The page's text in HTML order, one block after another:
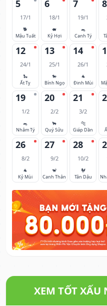
5
17/1
🐕
Mậu Tuất
6
18/1
🐖
Kỷ Hợi
7
19/1
🐀
Canh Tý
8
12
24/1
🐍
Ất Tỵ
13
25/1
🐎
Bính Ngọ
14
26/1
🐐
Đinh Mùi
19
1/2
🐀
Nhâm Tý
20
2/2
🐂
Quý Sửu
21
3/2
🐅
Giáp Dần
26
8/2
🐐
Kỷ Mùi
27
9/2
🐒
Canh Thân
28
10/2
🐓
Tân Dậu
XEM TỐT XẤU